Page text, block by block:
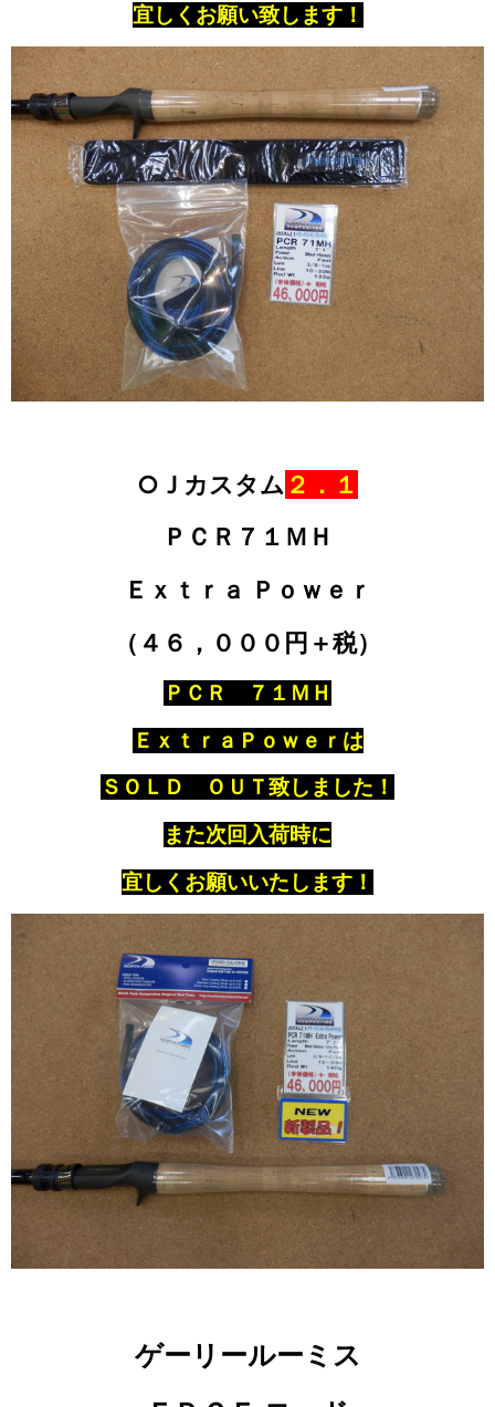
宜しくお願い致します！
○Ｊカスタム ２．１
ＰＣＲ７１ＭＨ
Ｅｘｔｒａ Ｐｏｗｅｒ
（４６，０００円＋税）
ＰＣＲ ７１ＭＨ
ＥｘｔｒａＰｏｗｅｒは
ＳＯＬＤ ＯＵＴ致しました！
また次回入荷時に
宜しくお願いいたします！
ゲーリールーミス